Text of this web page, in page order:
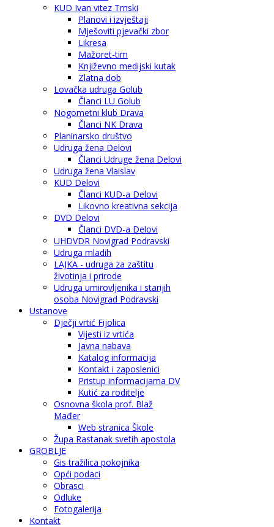
KUD Ivan vitez Trnski
Planovi i izvještaji
Mješoviti pjevački zbor
Likresa
Mažoret-tim
Književno medijski kutak
Zlatna dob
Lovačka udruga Golub
Članci LU Golub
Nogometni klub Drava
Članci NK Drava
Planinarsko društvo
Udruga žena Delovi
Članci Udruge žena Delovi
Udruga žena Vlaislav
KUD Delovi
Članci KUD-a Delovi
Likovno kreativna sekcija
DVD Delovi
Članci DVD-a Delovi
UHDVDR Novigrad Podravski
Udruga mladih
LAJKA - udruga za zaštitu
životinja i prirode
Udruga umirovljenika i starijih
osoba Novigrad Podravski
Ustanove
Dječji vrtić Fijolica
Vijesti iz vrtića
Javna nabava
Katalog informacija
Kontakt i zaposlenici
Pristup informacijama DV
Kutić za roditelje
Osnovna škola prof. Blaž
Mađer
Web stranica Škole
Župa Rastanak svetih apostola
GROBLJE
Gis tražilica pokojnika
Opći podaci
Obrasci
Odluke
Fotogalerija
Kontakt